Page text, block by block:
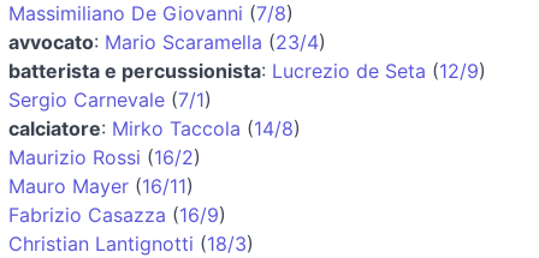
Massimiliano De Giovanni (7/8)
avvocato: Mario Scaramella (23/4)
batterista e percussionista: Lucrezio de Seta (12/9)
Sergio Carnevale (7/1)
calciatore: Mirko Taccola (14/8)
Maurizio Rossi (16/2)
Mauro Mayer (16/11)
Fabrizio Casazza (16/9)
Christian Lantignotti (18/3)